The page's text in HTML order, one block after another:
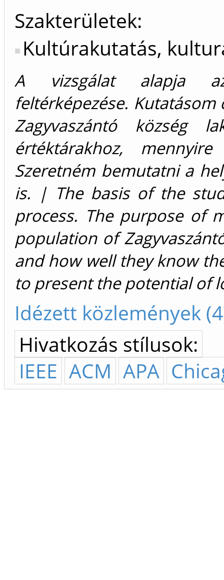
Szakterületek:
Kultúrakutatás,
A vizsgálat alapja az
feltérképezése.
Zagyvaszántó község
értéktárakhoz,
Szeretném bemutatni a
is. | The basis of the
process. The purpose of
population of
and how well they know
to present the potential of
Idézett közlemények
Hivatkozás stílusok:
IEEE ACM APA